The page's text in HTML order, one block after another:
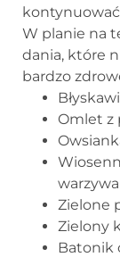
W planie na
dania, które
bardzo
Omlet z
Zielone
Zielony
Batonik